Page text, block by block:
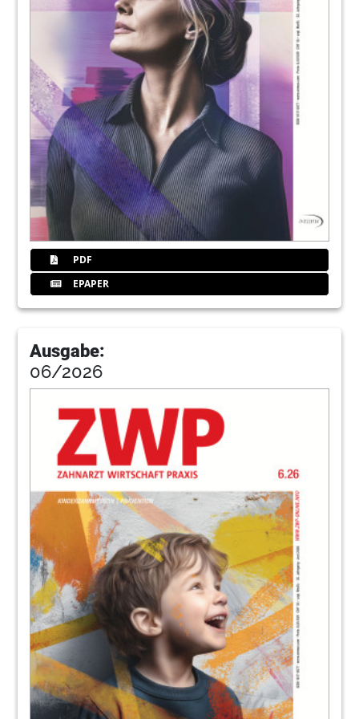
KaVo Dental GmbH
213M Deutschland GmbH
22Ein funktionierendes QM-System ist von
großem Nutzen
Yvonne Haßlinger
24Praxismarketing 2013 intelligent planen:
Patientenbewertungen im Internet (Teil 8)
Paula Hesse, M. A., Jens I. Wagner
25
27MULTIDENT Dental GmbH
Bewertungsportale – auch negative PR ist
gute PR!
Guido Kraus
29InteraDent Zahntechnik GmbH
32
Fragen und Antworten: Psychische
Klassifikationssysteme
Dr. Lea Höfel
34Sirona - The Dental Company
36Abrechnungs-Tipp: Analogziffer – Richtig
gebildet ist halb gewonnen!
Martina Erwart
PDF
EPAPER
Ausgabe:
06/2026